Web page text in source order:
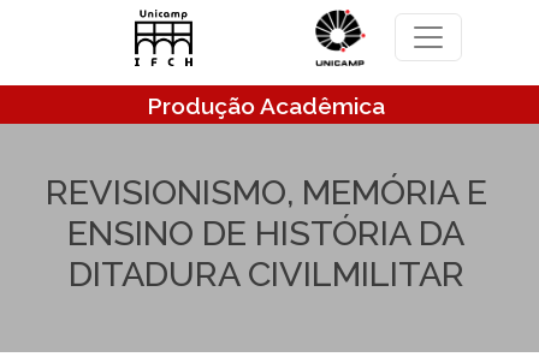
Pular para o conteúdo principal
Produção Acadêmica
REVISIONISMO, MEMÓRIA E
ENSINO DE HISTÓRIA DA
DITADURA CIVILMILITAR